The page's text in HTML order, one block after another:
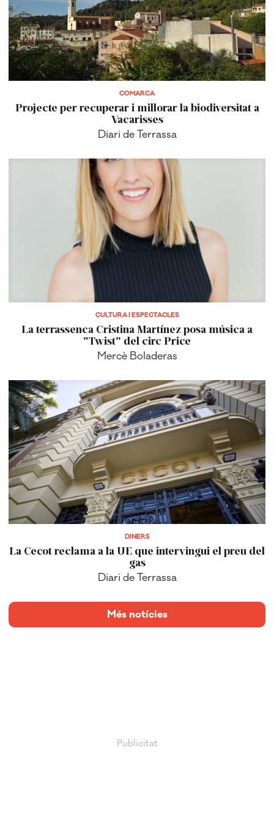
COMARCA
Projecte per recuperar i millorar la biodiversitat a
Vacarisses
Diari de Terrassa
CULTURA I ESPECTACLES
La terrassenca Cristina Martínez posa música a
"Twist" del circ Price
Mercè Boladeras
DINERS
La Cecot reclama a la UE que intervingui el preu del
gas
Diari de Terrassa
Més notícies